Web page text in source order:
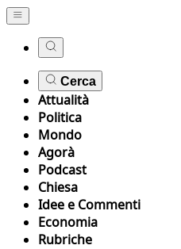
Cerca
Attualità
Politica
Mondo
Agorà
Podcast
Chiesa
Idee e Commenti
Economia
Rubriche